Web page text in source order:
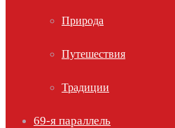
Природа
Путешествия
Традиции
69-я параллель